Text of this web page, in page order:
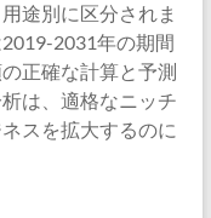
途別に区分されま
2031年の期間
正確な計算と予測
は、適格なニッチ
スを拡大するのに